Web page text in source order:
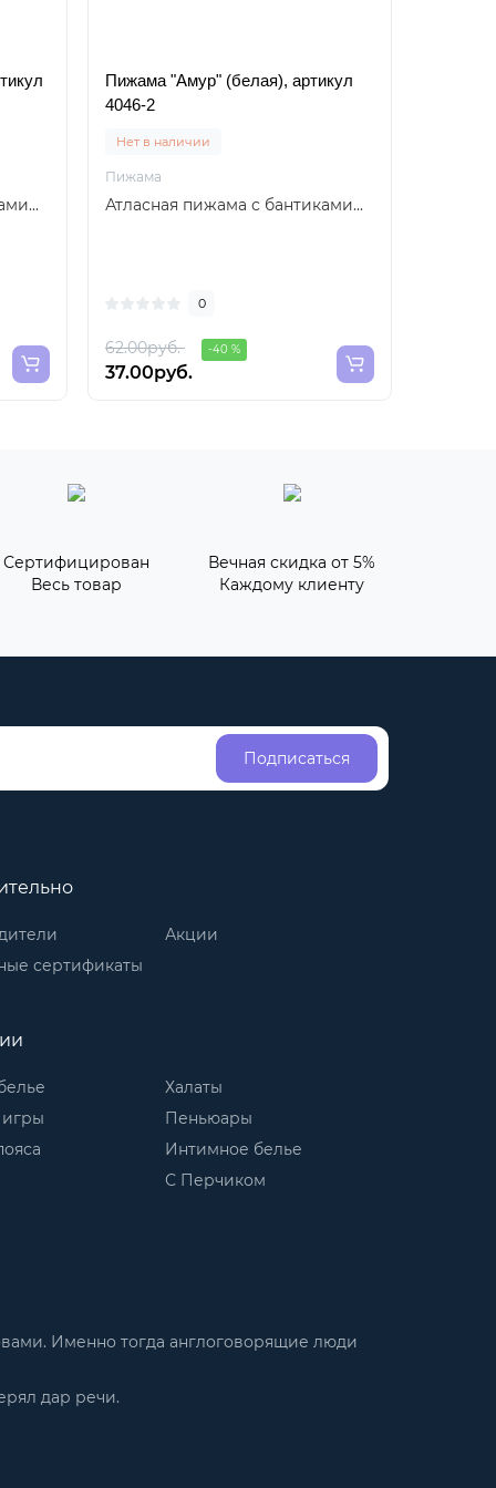
Пижама "Амур" (белая), артикул
4046-2
Нет в наличии
Пижама
Атласная пижама с бантиками...
0
62.00руб. -40 %
37.00руб.
Сертифицирован
Весь товар
Вечная скидка от 5%
Каждому клиенту
Подписаться
сертификаты
Акции
Халаты
Пеньюары
Интимное белье
С Перчиком
Именно тогда англоговорящие люди
дар речи.